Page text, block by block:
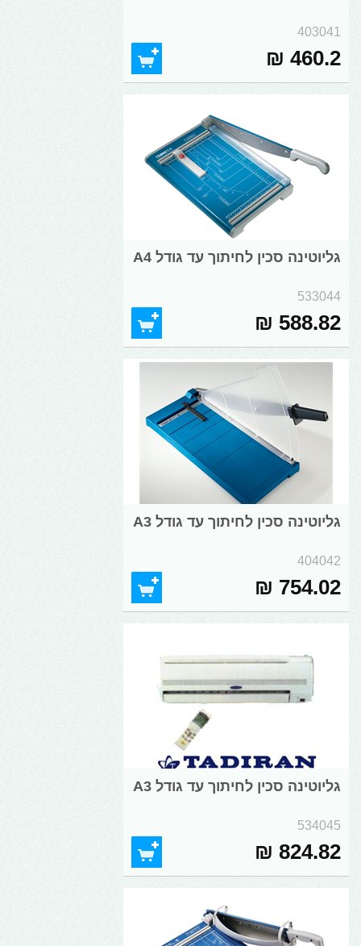
403041
460.2 ₪
גליוטינה סכין לחיתוך עד גודל A4
533044
588.82 ₪
גליוטינה סכין לחיתוך עד גודל A3
404042
754.02 ₪
גליוטינה סכין לחיתוך עד גודל A3
534045
824.82 ₪